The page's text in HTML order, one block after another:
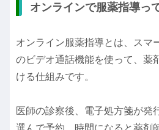
オンラインで服薬指導っ
オンライン服薬指導とは、スマ
のビデオ通話機能を使って、薬
ける仕組みです。
医師の診察後、電子処方箋が発